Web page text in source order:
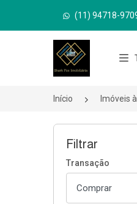
(11) 94718-
Página inicial
Início Imóveis
Filtrar
Transação